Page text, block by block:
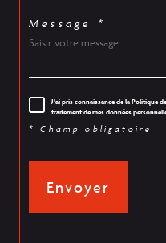
Message *
J'ai pris connaissance de la Politique
traitement de mes données
* Champ obligatoire
Envoyer